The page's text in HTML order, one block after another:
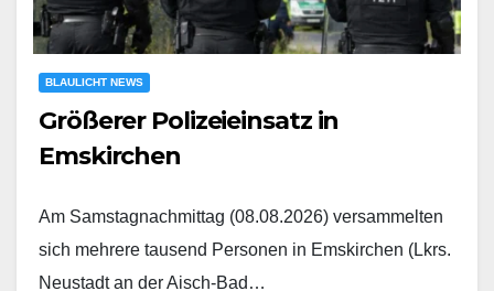
BLAULICHT NEWS
Größerer Polizeieinsatz in
Emskirchen
Am Samstagnachmittag (08.08.2026) versammelten
sich mehrere tausend Personen in Emskirchen (Lkrs.
Neustadt an der Aisch-Bad…